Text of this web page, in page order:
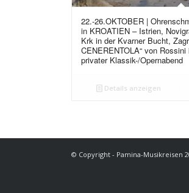
22.-26.OKTOBER |
in KROATIEN – Istrien,
Krk in der Kvarner Bucht,
CENERENTOLA“ von
privater Klassik-/Opernabend
Details anzeigen
© Copyright - Pamina-Musikreisen